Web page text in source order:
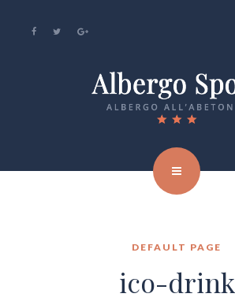
DEFAULT PAGE
ico-drink